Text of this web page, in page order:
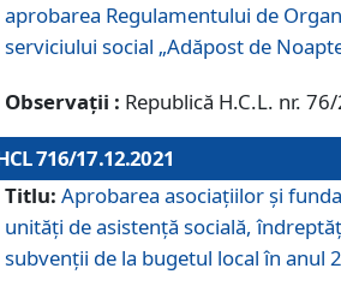
aprobarea Regulamentului de
serviciului social „Adăpost de
Observații : Republică H.C.L. nr.
716/17.12.2021
Titlu: Aprobarea asociaţiilor şi
unităţi de asistenţă socială,
subvenţii de la bugetul local în anul